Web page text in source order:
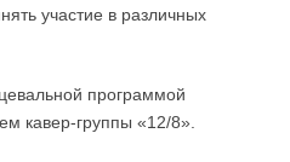
участие в различных
программой
кавер-группы «12/8».